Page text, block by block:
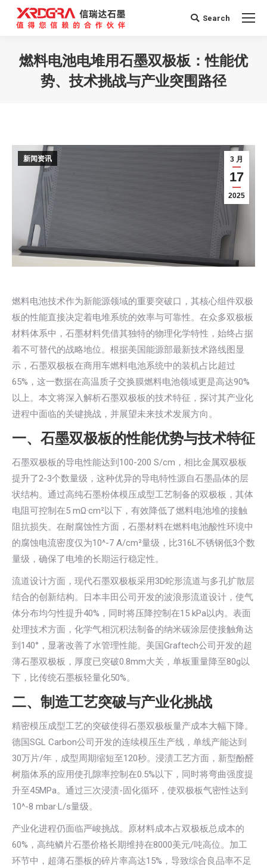
Search:
Search
燃料电池电堆用石墨双极板：性能优
势、技术挑战与产业突围路径
3 月
17
2025
新闻资讯
燃料电池技术作为新能源领域的重要突破口，其核心组件双极
板的性能直接决定着电堆系统的效率与可靠性。在众多双极板
材料体系中，石墨材料凭借其独特的物理化学特性，始终占据
着不可替代的战略地位。根据美国能源部最新技术路线图显
示，石墨双极板在商用车燃料电池系统中的装机占比超过
65%，这一数据在高温质子交换膜燃料电池领域更是高达90%
以上。本文将深入解析石墨双极板的技术特征，探讨其产业化
进程中面临的关键挑战，并展望未来技术发展方向。
一、石墨双极板的性能优势与技术特征
石墨双极板的导电性能达到100-200 S/cm，相比金属双极板
提升了2-3个数量级，这种优异的导电特性源自石墨晶体的层
状结构。通过高纯石墨粉体模压成型工艺制备的双极板，其体
电阻可控制在5 mΩ·cm²以下，有效降低了燃料电池堆的接触
阻抗损失。在耐腐蚀性方面，石墨材料在燃料电池酸性环境中
的腐蚀电流密度仅为10^-7 A/cm²量级，比316L不锈钢低3个数
量级，确保了电堆的长期运行稳定性。
流道设计方面，现代石墨双极板采用3D蛇形流道与多孔扩散层
结合的创新结构。日本丰田公司开发的波浪形流道设计，使气
体分布均匀性提升40%，同时将压降控制在15 kPa以内。表面
处理技术方面，化学气相沉积法制备的纳米碳涂层使接触角达
到140°，显著改善了水管理性能。美国Graftech公司开发的超
薄石墨双极板，厚度已突破0.8mm大关，单板重量降至80g以
下，比传统石墨板轻量化50%。
二、制造工艺突破与产业化挑战
精密模压成型工艺的突破使得石墨双极板量产成本大幅下降。
德国SGL Carbon公司开发的连续模压生产线，单线产能达到
30万片/年，成型周期缩短至120秒。浸渍工艺方面，新型酚醛
树脂体系的应用使孔隙率控制在0.5%以下，同时将弯曲强度提
升至45MPa。通过三次浸渍-固化循环，使双极板气密性达到
10^-8 mbar·L/s量级。
产业化进程仍面临严峻挑战。原材料成本占双极板总成本的
60%，高纯鳞片石墨价格长期维持在8000美元/吨高位。加工
环节中，超薄石墨板的碎片率高达15%，导致综合良品率不足